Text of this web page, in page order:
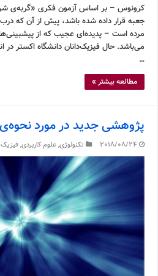
کرونوس – بر اساس آزمون فکری «گربه‌ی
جعبه قرار داده شده باشد، پیش از آن که
مرده است – پدیده‌ای عجیب که از
می‌باشد. حال فیزیک‌دانان دانشگاه اکستر
…
مطالعه بیشتر »
پژوهشی جدید در مورد
2018/08/24 تکنولوژی,علوم کاربردی,فیزیک